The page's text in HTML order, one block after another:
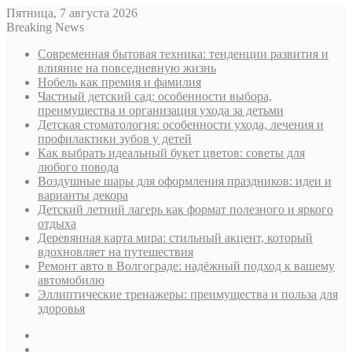
Пятница, 7 августа 2026
Breaking News
Современная бытовая техника: тенденции развития и
влияние на повседневную жизнь
Нобель как премия и фамилия
Частный детский сад: особенности выбора,
преимущества и организация ухода за детьми
Детская стоматология: особенности ухода, лечения и
профилактики зубов у детей
Как выбрать идеальный букет цветов: советы для
любого повода
Воздушные шары для оформления праздников: идеи и
варианты декора
Детский летний лагерь как формат полезного и яркого
отдыха
Деревянная карта мира: стильный акцент, который
вдохновляет на путешествия
Ремонт авто в Волгограде: надёжный подход к вашему
автомобилю
Эллиптические тренажеры: преимущества и польза для
здоровья